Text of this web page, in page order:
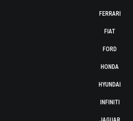
FERRARI
FIAT
FORD
HONDA
HYUNDAI
INFINITI